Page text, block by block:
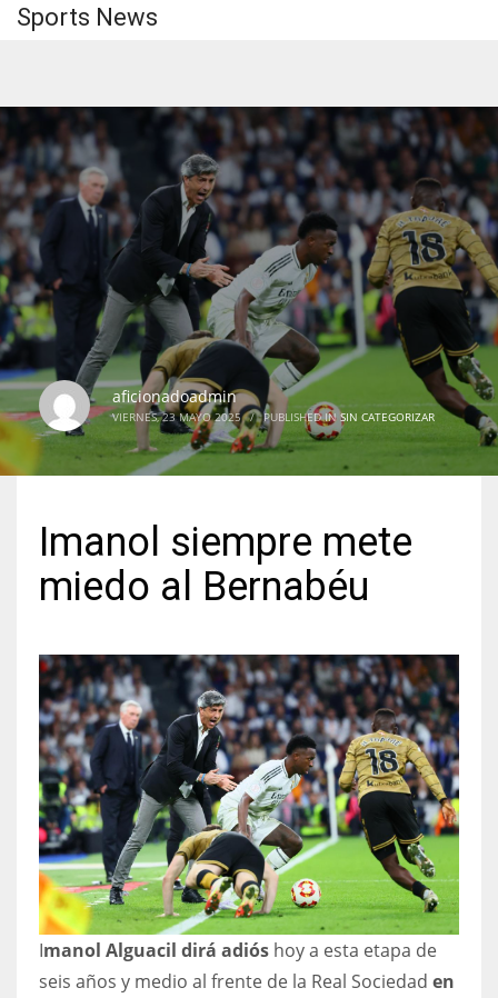
NYJ
3
ATL
24
IND
34
MIN
6
Sports News
aficionadoadmin
VIERNES, 23 MAYO 2025 / PUBLISHED INSIN CATEGORIZAR
Imanol siempre mete
miedo al Bernabéu
Imanol Alguacil dirá adiós hoy a esta etapa de
seis años y medio al frente de la Real Sociedad en